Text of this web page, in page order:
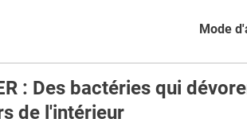
Mode
: Des bactéries qui
de l'intérieur